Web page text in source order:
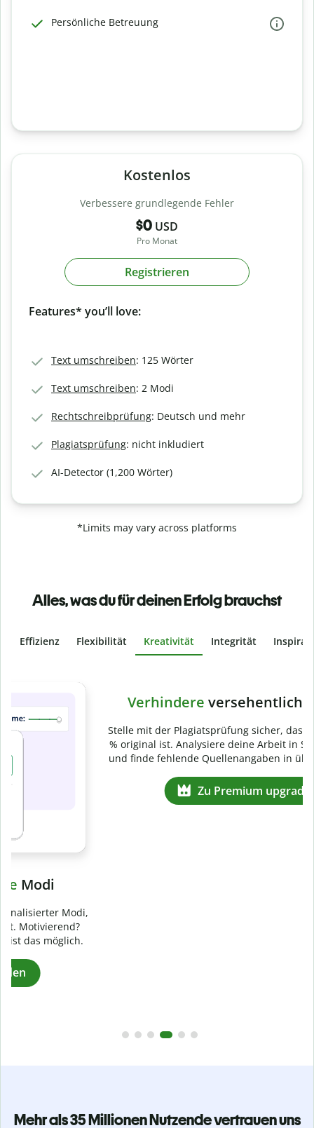
Persönliche Betreuung
Kostenlos
Verbessere grundlegende Fehler
$0 USD
Pro Monat
Registrieren
Features* you’ll love:
Text umschreiben: 125 Wörter
Text umschreiben: 2 Modi
Rechtschreibprüfung: Deutsch und mehr
Plagiatsprüfung: nicht inkludiert
AI-Detector (1,200 Wörter)
*Limits may vary across platforms
Alles, was du für deinen Erfolg brauchst
Effizienz Flexibilität Kreativität Integrität
Verhindere
Stelle mit der Plagiatsprüfung sicher, dass dein Text zu 100
% original ist. Analysiere deine Arbeit in Sekundenschnelle
und finde fehlende Quellenangaben in über 100 Sprachen.
Mehr als 35 Millionen Nutzende vertrauen uns